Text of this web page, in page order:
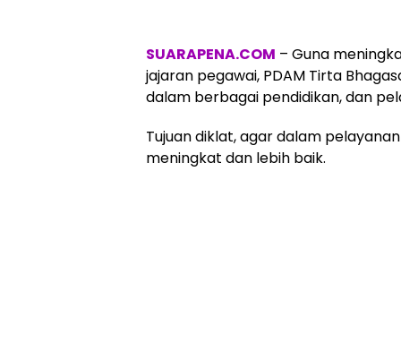
SUARAPENA.COM – Guna
jajaran pegawai, PDAM Tirta
dalam berbagai pendidikan, dan
Tujuan diklat, agar dalam
meningkat dan lebih baik.